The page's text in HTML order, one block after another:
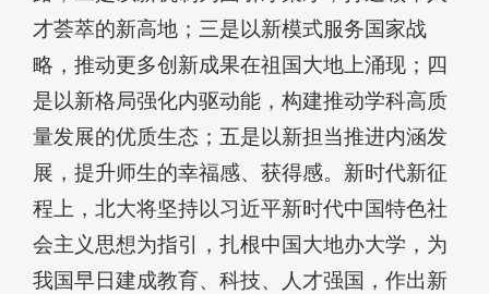
才荟萃的新高地；三是以新模式服务国家战
略，推动更多创新成果在祖国大地上涌现；四
是以新格局强化内驱动能，构建推动学科高质
量发展的优质生态；五是以新担当推进内涵发
展，提升师生的幸福感、获得感。新时代新征
程上，北大将坚持以习近平新时代中国特色社
会主义思想为指引，扎根中国大地办大学，为
我国早日建成教育、科技、人才强国，作出新